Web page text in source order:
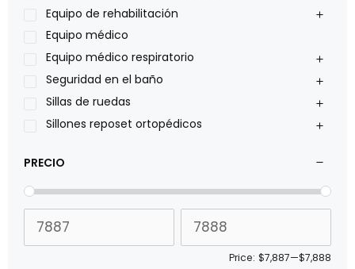
Pride
Roho
Sillas de ruedas Everest Jennings
Stealth products
Xiehe Medical
Equipo de rehabilitación
Equipo médico
Equipo médico respiratorio
Seguridad en el baño
Sillas de ruedas
Sillones reposet ortopédicos
PRECIO
Price: $7,887—$7,888